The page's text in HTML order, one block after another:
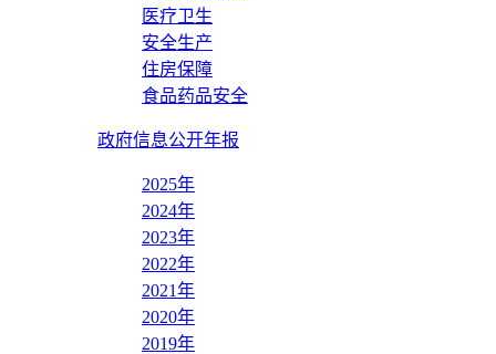
医疗卫生
安全生产
住房保障
食品药品安全
政府信息公开年报
2025年
2024年
2023年
2022年
2021年
2020年
2019年